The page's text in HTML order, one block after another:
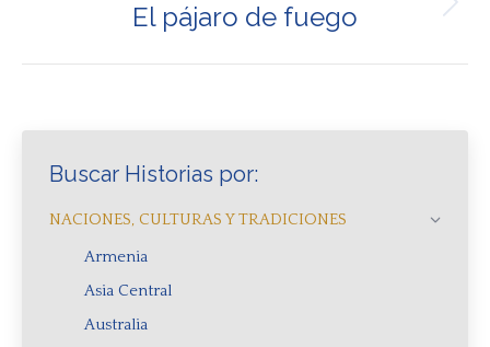
Next
El pájaro de fuego
Buscar Historias por:
NACIONES, CULTURAS Y TRADICIONES
Armenia
Asia Central
Australia